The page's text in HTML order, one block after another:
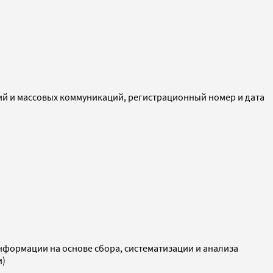
и массовых коммуникаций, регистрационный номер и дата
на основе сбора, систематизации и анализа